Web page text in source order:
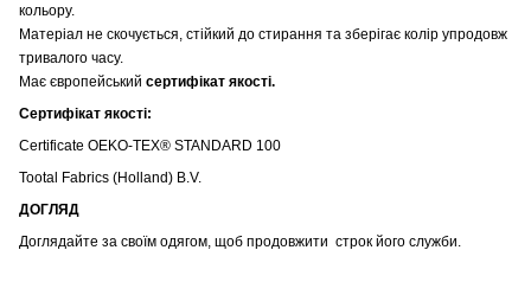
кольору.
Матеріал не скочується, стійкий до стирання та зберігає колір упродовж
тривалого часу.
Має європейський сертифікат якості.
Сертифікат якості:
Certificate OEKO-TEX® STANDARD 100
Tootal Fabrics (Holland) B.V.
ДОГЛЯД
Доглядайте за своїм одягом, щоб продовжити строк його служби.